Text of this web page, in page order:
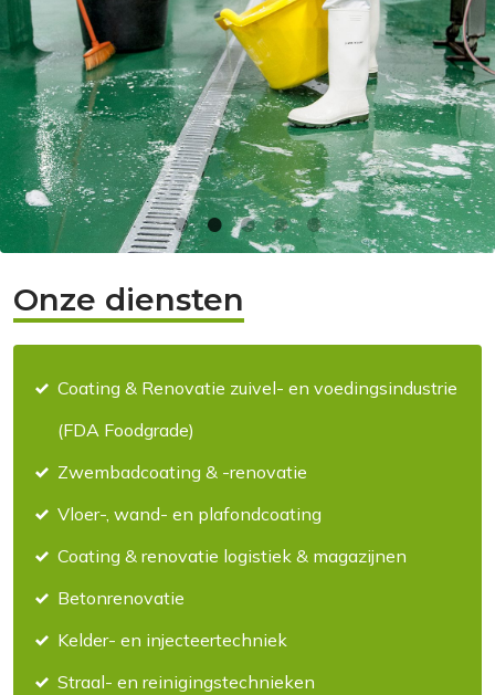
Onze diensten
Coating & Renovatie zuivel- en voedingsindustrie
(FDA Foodgrade)
Zwembadcoating & -renovatie
Vloer-, wand- en plafondcoating
Coating & renovatie logistiek & magazijnen
Betonrenovatie
Kelder- en injecteertechniek
Straal- en reinigingstechnieken